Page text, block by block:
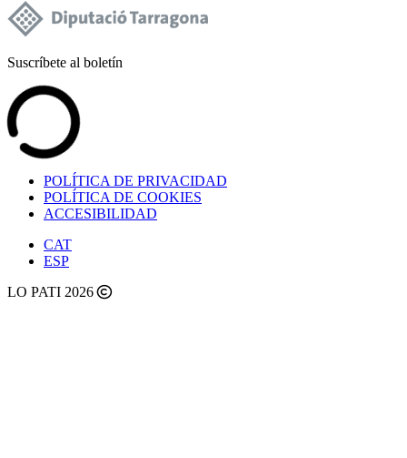
Suscríbete al boletín
POLÍTICA DE PRIVACIDAD
POLÍTICA DE COOKIES
ACCESIBILIDAD
CAT
ESP
LO PATI 2026